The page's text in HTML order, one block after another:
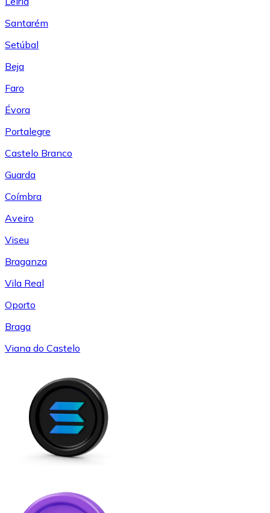
Santarém
Setúbal
Beja
Faro
Évora
Portalegre
Castelo Branco
Guarda
Coímbra
Aveiro
Viseu
Braganza
Vila Real
Oporto
Braga
Viana do Castelo